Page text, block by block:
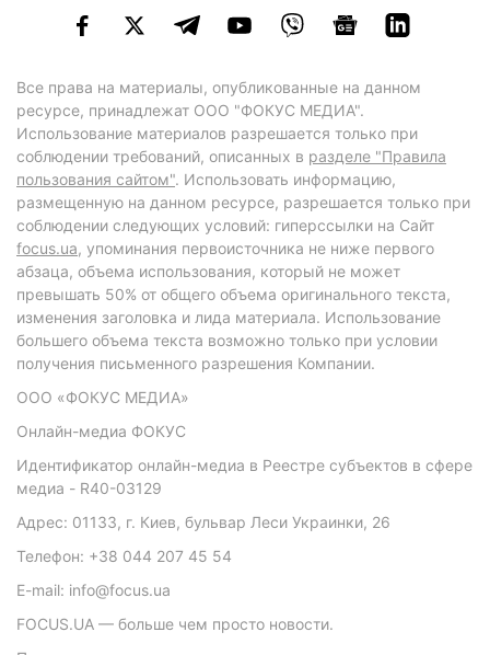
Все права на материалы, опубликованные на данном
ресурсе, принадлежат ООО "ФОКУС МЕДИА".
Использование материалов разрешается только при
соблюдении требований, описанных в разделе "Правила
пользования сайтом". Использовать информацию,
размещенную на данном ресурсе, разрешается только при
соблюдении следующих условий: гиперссылки на Сайт
focus.ua, упоминания первоисточника не ниже первого
абзаца, объема использования, который не может
превышать 50% от общего объема оригинального текста,
изменения заголовка и лида материала. Использование
большего объема текста возможно только при условии
получения письменного разрешения Компании.
ООО «ФОКУС МЕДИА»
Онлайн-медиа ФОКУС
Идентификатор онлайн-медиа в Реестре субъектов в сфере
медиа - R40-03129
Адрес: 01133, г. Киев, бульвар Леси Украинки, 26
Телефон: +38 044 207 45 54
E-mail: info@focus.ua
FOCUS.UA — больше чем просто новости.